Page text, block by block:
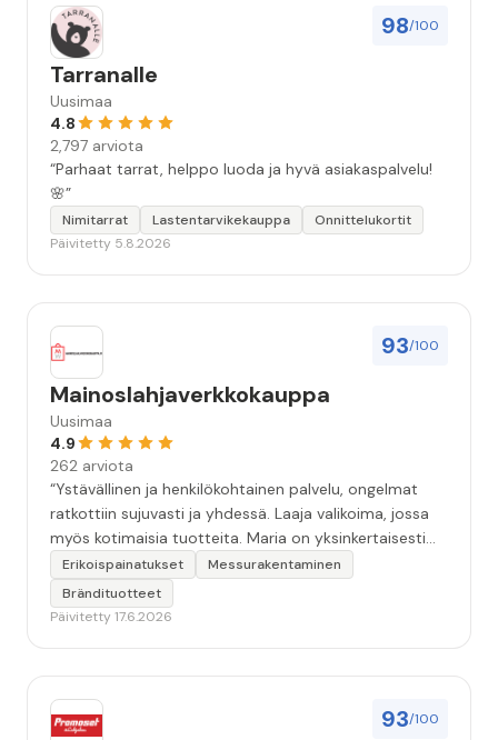
98/100
Tarranalle
Uusimaa
4.8
2,797 arviota
“Parhaat tarrat, helppo luoda ja hyvä asiakaspalvelu!
🌸”
Nimitarrat Lastentarvikekauppa
Onnittelukortit
Päivitetty 5.8.2026
93/100
Mainoslahjaverkkokauppa
Uusimaa
4.9
262 arviota
“Ystävällinen ja henkilökohtainen palvelu, ongelmat
ratkottiin sujuvasti ja yhdessä. Laaja valikoima, jossa
myös kotimaisia tuotteita. Maria on yksinkertaisesti
ihanin!”
Erikoispainatukset
Messurakentaminen
Brändituotteet
Päivitetty 17.6.2026
93/100